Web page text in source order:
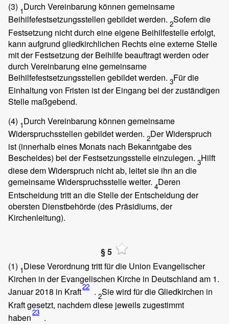
(3) 1Durch Vereinbarung können gemeinsame
Beihilfefestsetzungsstellen gebildet werden. 2Sofern die
Festsetzung nicht durch eine eigene Beihilfestelle erfolgt,
kann aufgrund gliedkirchlichen Rechts eine externe Stelle
mit der Festsetzung der Beihilfe beauftragt werden oder
durch Vereinbarung eine gemeinsame
Beihilfefestsetzungsstellen gebildet werden. 3Für die
Einhaltung von Fristen ist der Eingang bei der zuständigen
Stelle maßgebend.
(4) 1Durch Vereinbarung können gemeinsame
Widerspruchsstellen gebildet werden. 2Der Widerspruch
ist (innerhalb eines Monats nach Bekanntgabe des
Bescheides) bei der Festsetzungsstelle einzulegen. 3Hilft
diese dem Widerspruch nicht ab, leitet sie ihn an die
gemeinsame Widerspruchsstelle weiter. 4Deren
Entscheidung tritt an die Stelle der Entscheidung der
obersten Dienstbehörde (des Präsidiums, der
Kirchenleitung).
§ 5
(1) 1Diese Verordnung tritt für die Union Evangelischer
Kirchen in der Evangelischen Kirche in Deutschland am 1.
Januar 2018 in Kraft22 . 2Sie wird für die Gliedkirchen in
Kraft gesetzt, nachdem diese jeweils zugestimmt
haben23 .